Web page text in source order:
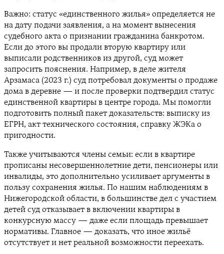
Важно: статус «единственного жилья» определяется не
на дату подачи заявления, а на момент вынесения
судебного акта о признании гражданина банкротом.
Если до этого вы продали вторую квартиру или
выписали родственников из другой, суд может
запросить пояснения. Например, в деле жителя
Арзамаса (2023 г.) суд потребовал документы о продаже
дома в деревне — и после проверки подтвердил статус
единственной квартиры в центре города. Мы помогли
подготовить полный пакет доказательств: выписку из
ЕГРН, акт технического состояния, справку ЖЭКа о
пригодности.
Также учитываются члены семьи: если в квартире
прописаны несовершеннолетние дети, пенсионеры или
инвалиды, это дополнительно усиливает аргументы в
пользу сохранения жилья. По нашим наблюдениям в
Нижегородской области, в большинстве дел с участием
детей суд отказывает в включении квартиры в
конкурсную массу — даже если площадь превышает
нормативы. Главное — доказать, что иное жильё
отсутствует и нет реальной возможности переехать.